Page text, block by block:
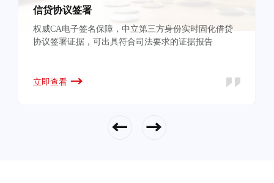
信贷协议签署
权威CA电子签名保障，中立第三方身份实时固化借贷
协议签署证据，可出具符合司法要求的证据报告
立即查看